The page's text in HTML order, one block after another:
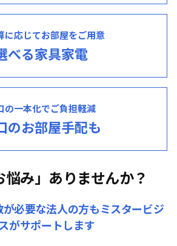
に応じてお部屋をご用意
べる家具家電
の一本化でご負担軽減
のお部屋手配も
悩み」ありませんか？
が必要な法人の方もミスタービジ
がサポートします